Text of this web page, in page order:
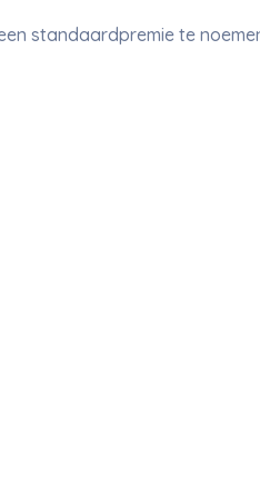
standaardpremie te